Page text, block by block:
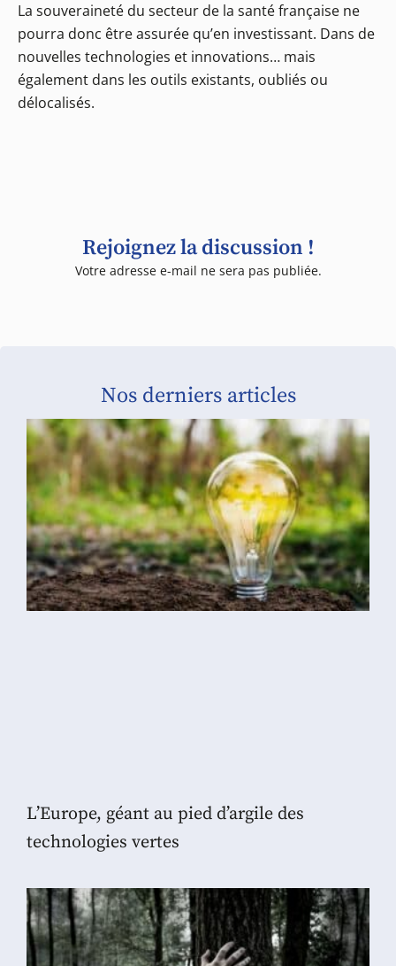
La souveraineté du secteur de la santé française ne
pourra donc être assurée qu’en investissant. Dans de
nouvelles technologies et innovations… mais
également dans les outils existants, oubliés ou
délocalisés.
Rejoignez la discussion !
Votre adresse e-mail ne sera pas publiée.
Nos derniers articles
L’Europe, géant au pied d’argile des
technologies vertes